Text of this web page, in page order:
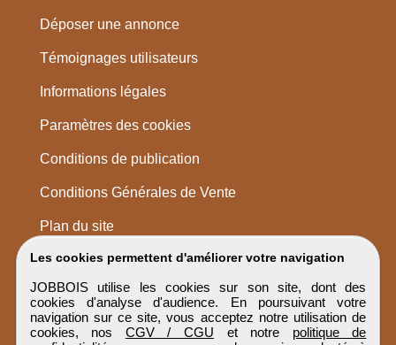
Les cookies permettent d'améliorer votre navigation
JOBBOIS utilise les cookies sur son site, dont des
cookies d'analyse d'audience. En poursuivant votre
navigation sur ce site, vous acceptez notre utilisation de
cookies, nos CGV / CGU et notre politique de
Déposer une annonce
Témoignages utilisateurs
Informations légales
Paramètres des cookies
Conditions de publication
Conditions Générales de Vente
Plan du site